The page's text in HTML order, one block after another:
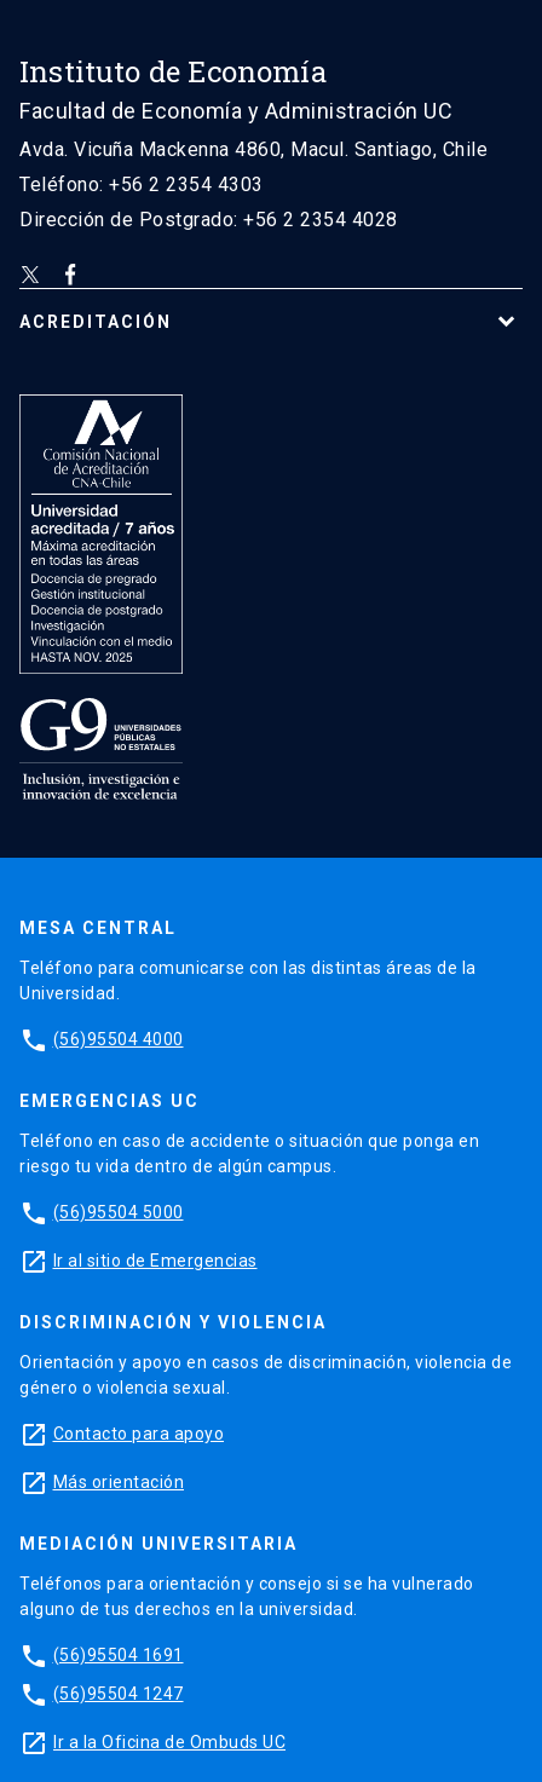
Instituto de Economía
Facultad de Economía y Administración UC
Avda. Vicuña Mackenna 4860, Macul. Santiago, Chile
Teléfono: +56 2 2354 4303
Dirección de Postgrado: +56 2 2354 4028
ACREDITACIÓN
MESA CENTRAL
Teléfono para comunicarse con las distintas áreas de la
Universidad.
phone (56)95504 4000
EMERGENCIAS UC
Teléfono en caso de accidente o situación que ponga en
riesgo tu vida dentro de algún campus.
phone (56)95504 5000
launch Ir al sitio de Emergencias
DISCRIMINACIÓN Y VIOLENCIA
Orientación y apoyo en casos de discriminación, violencia de
género o violencia sexual.
launch Contacto para apoyo
launch Más orientación
MEDIACIÓN UNIVERSITARIA
Teléfonos para orientación y consejo si se ha vulnerado
alguno de tus derechos en la universidad.
phone (56)95504 1691
phone (56)95504 1247
launch Ir a la Oficina de Ombuds UC